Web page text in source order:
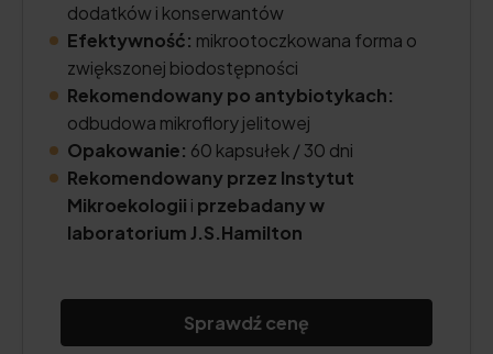
dodatków i konserwantów
Efektywność: mikrootoczkowana forma o
zwiększonej biodostępności
Rekomendowany po antybiotykach:
odbudowa mikroflory jelitowej
Opakowanie: 60 kapsułek / 30 dni
Rekomendowany przez Instytut
Mikroekologii i przebadany w
laboratorium J.S.Hamilton
Sprawdź cenę